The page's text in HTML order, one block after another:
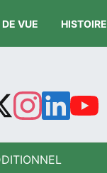
VUE HISTOIRE